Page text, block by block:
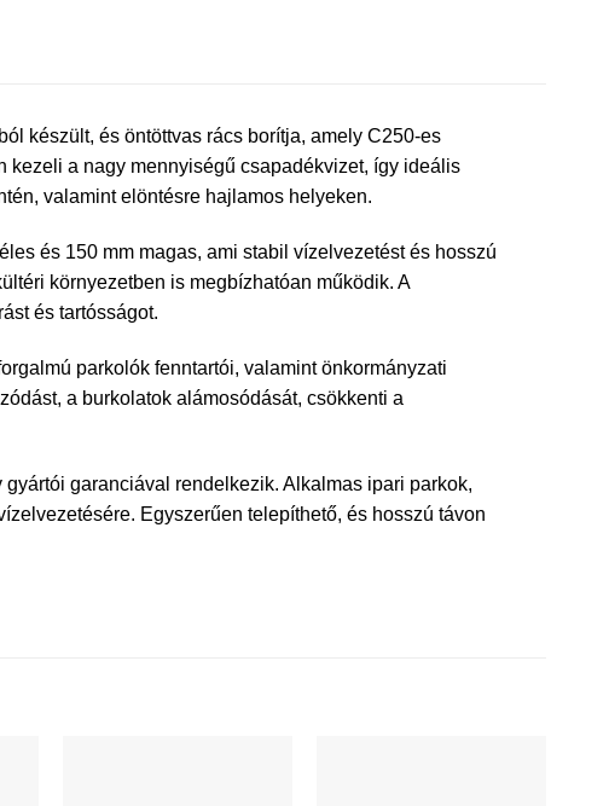
készült, és öntöttvas rács borítja, amely C250-es
a nagy mennyiségű csapadékvizet, így ideális
valamint elöntésre hajlamos helyeken.
és 150 mm magas, ami stabil vízelvezetést és hosszú
környezetben is megbízhatóan működik. A
és tartósságot.
parkolók fenntartói, valamint önkormányzati
a burkolatok alámosódását, csökkenti a
garanciával rendelkezik. Alkalmas ipari parkok,
Egyszerűen telepíthető, és hosszú távon